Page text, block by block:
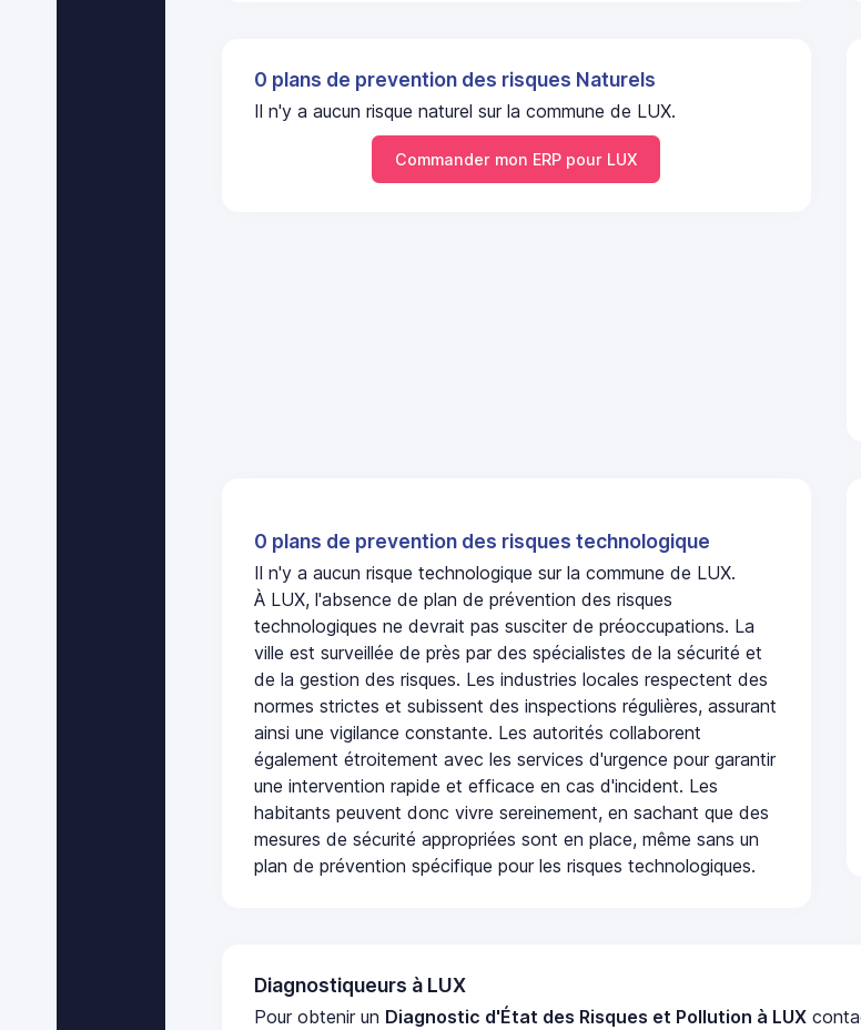
0 plans de prevention des risques Naturels
Il n'y a aucun risque naturel sur la commune de LUX.
Commander mon ERP pour LUX
0 plans de prevention des risques technologique
Il n'y a aucun risque technologique sur la commune de LUX.
À LUX, l'absence de plan de prévention des risques
technologiques ne devrait pas susciter de préoccupations. La
ville est surveillée de près par des spécialistes de la sécurité et
de la gestion des risques. Les industries locales respectent des
normes strictes et subissent des inspections régulières, assurant
ainsi une vigilance constante. Les autorités collaborent
également étroitement avec les services d'urgence pour garantir
une intervention rapide et efficace en cas d'incident. Les
habitants peuvent donc vivre sereinement, en sachant que des
mesures de sécurité appropriées sont en place, même sans un
plan de prévention spécifique pour les risques technologiques.
Diagnostiqueurs à LUX
Pour obtenir un Diagnostic d'État des Risques et Pollution à LUX